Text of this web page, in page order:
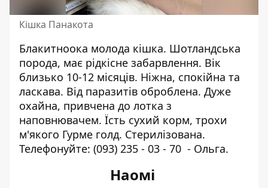
Кішка Панакота
Блакитноока молода кішка. Шотландська
порода, має рідкісне забарвлення. Вік
близько 10-12 місяців. Ніжна, спокійна та
ласкава. Від паразитів оброблена. Дуже
охайна, привчена до лотка з
наповнювачем. Їсть сухий корм, трохи
м'якого Гурме голд. Стерилізована.
Телефонуйте: (093) 235 - 03 - 70 - Ольга.
Наомі